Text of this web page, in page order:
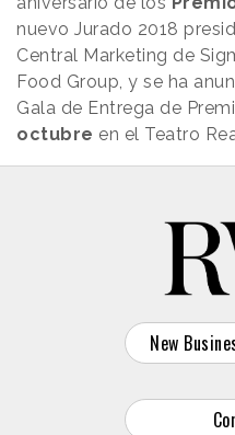
nuevo Jurado 2018
Central Marketing de
Food Group, y se ha
Gala de Entrega de
octubre en el Teatro
New